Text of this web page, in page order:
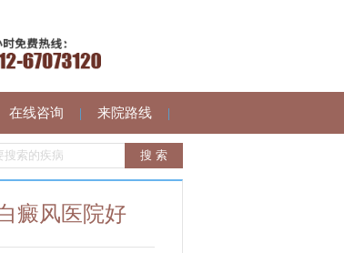
在线咨询 | 来院路线 |
癜风医院好